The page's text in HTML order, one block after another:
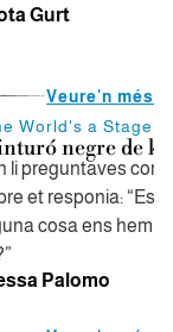
Gurt
Veure'n més
World's a Stage
negre de
li preguntaves com
et responia:
cosa ens hem
Palomo